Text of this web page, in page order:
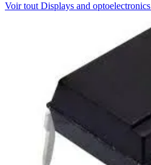
Voir tout Displays and optoelectronics